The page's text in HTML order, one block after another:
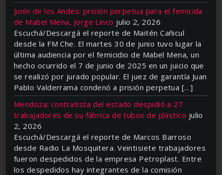
Junín de los Andes: prisión perpetua para el femicida
de Mabel Mena, Jorge Linco julio 2, 2026
Escuchá/Descargá el reporte de Maitén Cañicul
desde la FM Che. El martes 30 de junio tuvo lugar la
última audiencia por el femicidio de Mabel Mena, un
hecho ocurrido el 7 de junio de 2025 en un juicio que
se realizó por jurado popular. El juez de garantía Juan
Pablo Valderrama condenó a prisión perpetua […]
Mendoza: contratista del estado despidió a 27
trabajadores de su fábrica de tubos de plástico julio
2, 2026
Escuchá/Descargá el reporte de Marcos Barroso
desde Radio La Mosquitera. Veintisiete trabajadores
fueron despedidos de la empresa Petroplast. Entre
los despedidos hay integrantes de la comisión